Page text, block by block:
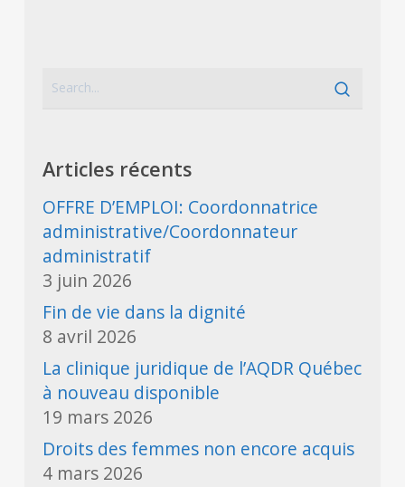
Articles récents
OFFRE D’EMPLOI: Coordonnatrice
administrative/Coordonnateur
administratif
3 juin 2026
Fin de vie dans la dignité
8 avril 2026
La clinique juridique de l’AQDR Québec
à nouveau disponible
19 mars 2026
Droits des femmes non encore acquis
4 mars 2026